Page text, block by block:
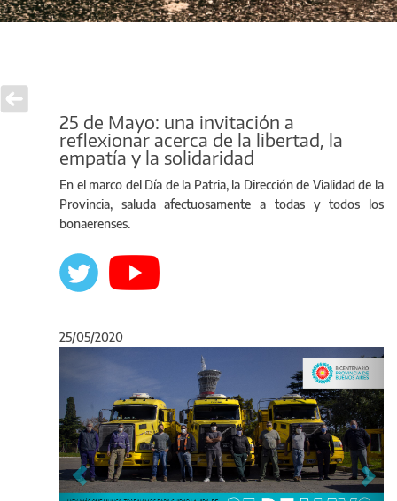
25 de Mayo: una invitación a
reflexionar acerca de la libertad, la
empatía y la solidaridad
En el marco del Día de la Patria, la Dirección de Vialidad de la
Provincia, saluda afectuosamente a todas y todos los
bonaerenses.
25/05/2020
Anterior